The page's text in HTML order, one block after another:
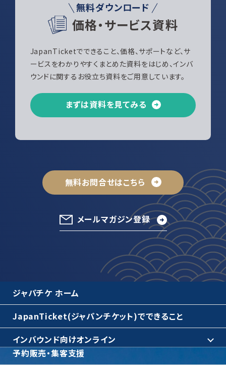
無料ダウンロード
価格・サービス資料
JapanTicketでできること、価格、サポートなど、サ
ービスをわかりやすくまとめた資料をはじめ、インバ
ウンドに関するお役立ち資料をご用意しています。
まずは資料を見てみる
無料お問合せはこちら
メールマガジン登録
ジャパチケ ホーム
JapanTicket(ジャパンチケット)でできること
インバウンド向けオンライン
予約販売・集客支援